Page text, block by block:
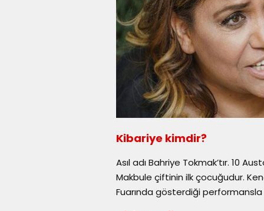
Kibariye kimdir?
Asıl adı Bahriye Tokmak’tır. 10
Makbule çiftinin ilk çocuğudur.
Fuarında gösterdiği performansla